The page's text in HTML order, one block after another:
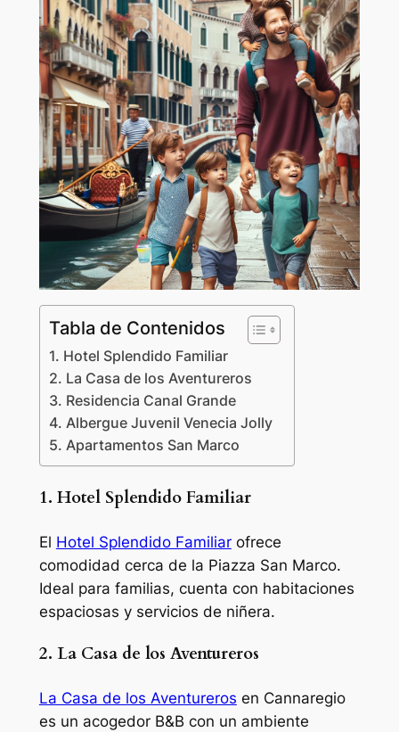
Tabla de Contenidos
1. Hotel Splendido Familiar
2. La Casa de los Aventureros
3. Residencia Canal Grande
4. Albergue Juvenil Venecia Jolly
5. Apartamentos San Marco
1. Hotel Splendido Familiar
El Hotel Splendido Familiarofrece
comodidad cerca de la Piazza San Marco.
Ideal para familias, cuenta con habitaciones
espaciosas y servicios de niñera.
2. La Casa de los Aventureros
La Casa de los Aventureros en Cannaregio
es un acogedor B&B con un ambiente